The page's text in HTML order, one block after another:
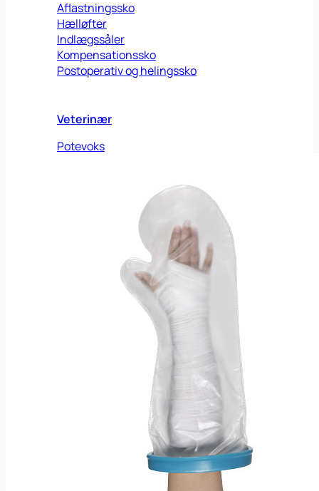
Aflastningssko
Hælløfter
Indlægssåler
Kompensationssko
Postoperativ og helingssko
Veterinær
Potevoks